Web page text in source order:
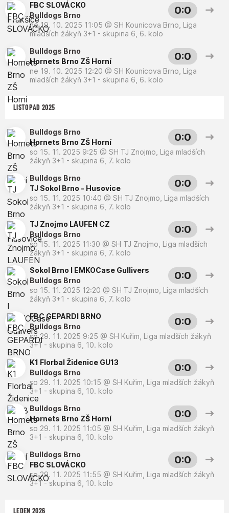
FBC SLOVÁCKO
Bulldogs Brno
0:0
ne 19. 10. 2025 11:05 @ SH Kounicova Brno Liga
mladších žákyň 3+1 - skupina 6, 6. kolo
Bulldogs Brno
Hornets Brno ZŠ Horní
0:0
ne 19. 10. 2025 12:20 @ SH Kounicova Brno Liga
mladších žákyň 3+1 - skupina 6, 6. kolo
LISTOPAD 2025
Bulldogs Brno
Hornets Brno ZŠ Horní
0:0
so 15. 11. 2025 9:25 @ SH TJ Znojmo Liga mladších
žákyň 3+1 - skupina 6, 7. kolo
Bulldogs Brno
TJ Sokol Brno - Husovice
0:0
so 15. 11. 2025 10:40 @ SH TJ Znojmo Liga mladších
žákyň 3+1 - skupina 6, 7. kolo
TJ Znojmo LAUFEN CZ
Bulldogs Brno
0:0
so 15. 11. 2025 11:30 @ SH TJ Znojmo Liga mladších
žákyň 3+1 - skupina 6, 7. kolo
Sokol Brno I EMKOCase Gullivers
Bulldogs Brno
0:0
so 15. 11. 2025 12:20 @ SH TJ Znojmo Liga mladších
žákyň 3+1 - skupina 6, 7. kolo
FBC GEPARDI BRNO
Bulldogs Brno
0:0
so 29. 11. 2025 9:25 @ SH Kuřim Liga mladších žákyň
3+1 - skupina 6, 10. kolo
K1 Florbal Židenice GU13
Bulldogs Brno
0:0
so 29. 11. 2025 10:15 @ SH Kuřim Liga mladších žákyň
3+1 - skupina 6, 10. kolo
Bulldogs Brno
Hornets Brno ZŠ Horní
0:0
so 29. 11. 2025 11:05 @ SH Kuřim Liga mladších žákyň
3+1 - skupina 6, 10. kolo
Bulldogs Brno
FBC SLOVÁCKO
0:0
so 29. 11. 2025 11:55 @ SH Kuřim Liga mladších žákyň
3+1 - skupina 6, 10. kolo
LEDEN 2026